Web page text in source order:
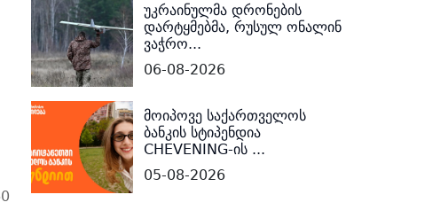
უკრაინულმა დრონების
დარტყმებმა, რუსულ ონალინ
ვაჭრო...
06-08-2026
მოიპოვე საქართველოს
ბანკის სტიპენდია
CHEVENING-ის ...
05-08-2026